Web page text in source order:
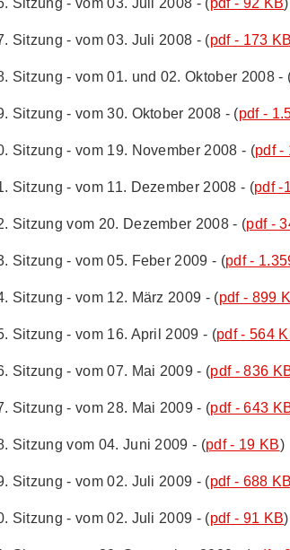
Sitzung - vom 03. Juli 2008 - (pdf - 92 KB)
Sitzung - vom 03. Juli 2008 - (pdf - 173 KB
Sitzung - vom 01. und 02. Oktober 2008 -
Sitzung - vom 30. Oktober 2008 - (pdf -
Sitzung - vom 19. November 2008 - (pdf -
Sitzung - vom 11. Dezember 2008 - (pdf -
Sitzung vom 20. Dezember 2008 - (pdf -
Sitzung - vom 05. Feber 2009 - (pdf -
Sitzung - vom 12. März 2009 - (pdf - 899
Sitzung - vom 16. April 2009 - (pdf - 564
Sitzung - vom 07. Mai 2009 - (pdf - 836
Sitzung - vom 28. Mai 2009 - (pdf - 643
Sitzung vom 04. Juni 2009 - (pdf - 19 KB)
Sitzung - vom 02. Juli 2009 - (pdf - 688 KB
Sitzung - vom 02. Juli 2009 - (pdf - 91 KB)